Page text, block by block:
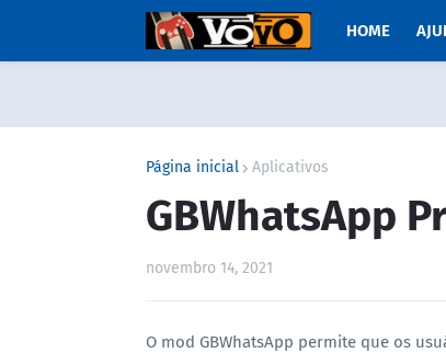
HOME
Página inicial Aplicativos
GBWhatsApp
novembro 14, 2021
O mod GBWhatsApp permite que os